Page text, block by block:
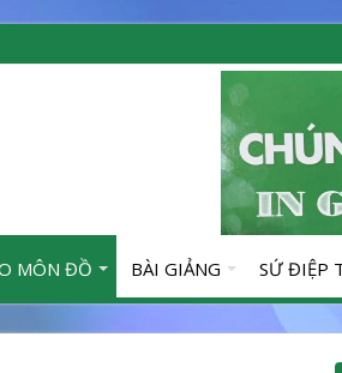
MÔN ĐỒ BÀI GIẢNG SỨ ĐIỆP